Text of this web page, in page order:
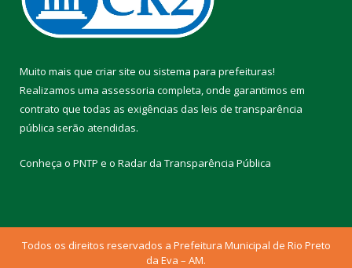
Muito mais que criar site ou sistema para prefeituras!
Realizamos uma assessoria completa, onde garantimos em
contrato que todas as exigências das leis de transparência
pública serão atendidas.
Conheça o PNTP e o Radar da Transparência Pública
Todos os direitos reservados a Prefeitura Municipal de Rio Preto
da Eva – AM.